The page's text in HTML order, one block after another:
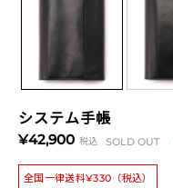
システム手帳
¥42,900 税込 SOLD OUT
全国一律送料¥330（税込）